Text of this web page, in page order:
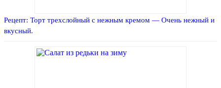
Рецепт: Торт трехслойный с нежным кремом — Очень нежный и
вкусный.